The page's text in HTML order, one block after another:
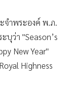
จำพระองค์ พ.ภ.
ว่า "Season’s
New Year"
Highness